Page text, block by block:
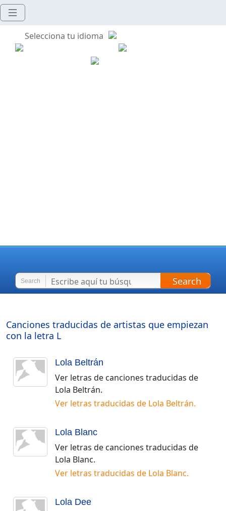
Selecciona tu idioma
Search Search
Canciones traducidas de artistas que empiezan
con la letra L
Lola Beltrán
Ver letras de canciones traducidas de
Lola Beltrán.
Ver letras traducidas de Lola Beltrán.
Lola Blanc
Ver letras de canciones traducidas de
Lola Blanc.
Ver letras traducidas de Lola Blanc.
Lola Dee